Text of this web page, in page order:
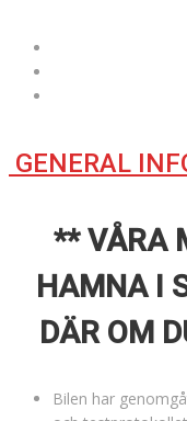
GENERAL
** VÅRA
HAMNA I
DÄR OM
Bilen har